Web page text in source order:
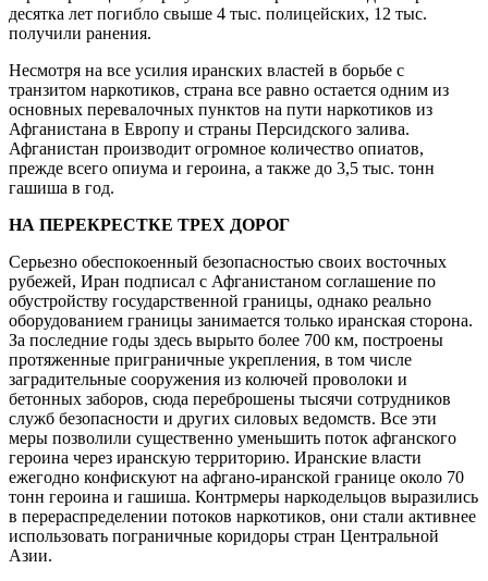
десятка лет погибло свыше 4 тыс. полицейских, 12 тыс.
получили ранения.
Несмотря на все усилия иранских властей в борьбе с
транзитом наркотиков, страна все равно остается одним из
основных перевалочных пунктов на пути наркотиков из
Афганистана в Европу и страны Персидского залива.
Афганистан производит огромное количество опиатов,
прежде всего опиума и героина, а также до 3,5 тыс. тонн
гашиша в год.
НА ПЕРЕКРЕСТКЕ ТРЕХ ДОРОГ
Серьезно обеспокоенный безопасностью своих восточных
рубежей, Иран подписал с Афганистаном соглашение по
обустройству государственной границы, однако реально
оборудованием границы занимается только иранская сторона.
За последние годы здесь вырыто более 700 км, построены
протяженные приграничные укрепления, в том числе
заградительные сооружения из колючей проволоки и
бетонных заборов, сюда переброшены тысячи сотрудников
служб безопасности и других силовых ведомств. Все эти
меры позволили существенно уменьшить поток афганского
героина через иранскую территорию. Иранские власти
ежегодно конфискуют на афгано-иранской границе около 70
тонн героина и гашиша. Контрмеры наркодельцов выразились
в перераспределении потоков наркотиков, они стали активнее
использовать пограничные коридоры стран Центральной
Азии.